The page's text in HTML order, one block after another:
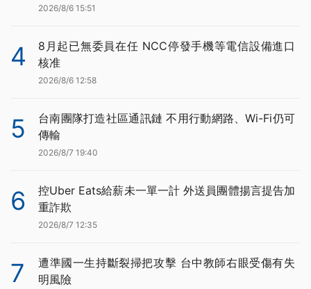
2026/8/6 15:51
4
8月起已無委員在任 NCC停發手機等電信設備進口
核准
2026/8/6 12:58
5
台南團隊打造社區通訊鏈 不用行動網路、Wi-Fi仍可
傳輸
2026/8/7 19:40
6
控Uber Eats給薪未一單一計 外送員團體揚言提告加
重詐欺
2026/8/7 12:35
7
遭準國一生持斷裂掃把攻擊 台中教師右眼受傷有失
明風險